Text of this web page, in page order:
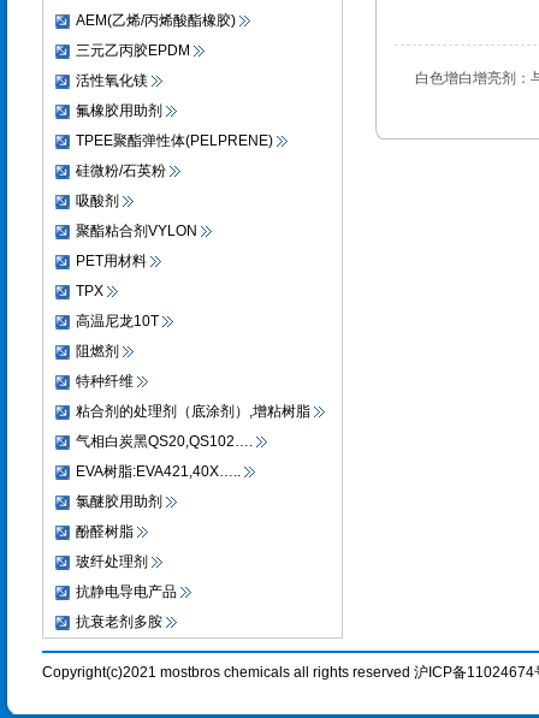
AEM(乙烯/丙烯酸酯橡胶)
三元乙丙胶EPDM
活性氧化镁
氟橡胶用助剂
TPEE聚酯弹性体(PELPRENE)
硅微粉/石英粉
吸酸剂
聚酯粘合剂VYLON
PET用材料
TPX
高温尼龙10T
阻燃剂
特种纤维
粘合剂的处理剂（底涂剂）,增粘树脂
气相白炭黑QS20,QS102….
EVA树脂:EVA421,40X…..
氯醚胶用助剂
酚醛树脂
玻纤处理剂
抗静电导电产品
抗衰老剂多胺
白色增白增亮剂：
Copyright(c)2021 mostbros chemicals all rights reserved 沪ICP备11024674